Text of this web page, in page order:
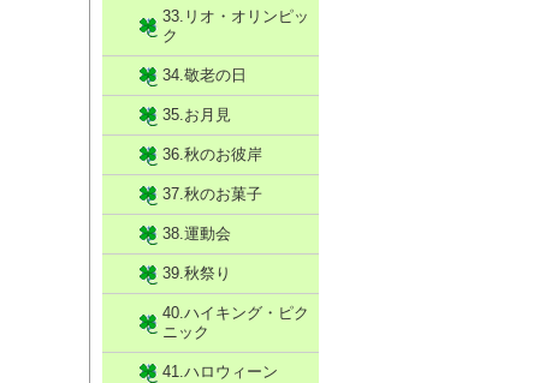
33.リオ・オリンピッ
ク
34.敬老の日
35.お月見
36.秋のお彼岸
37.秋のお菓子
38.運動会
39.秋祭り
40.ハイキング・ピク
ニック
41.ハロウィーン